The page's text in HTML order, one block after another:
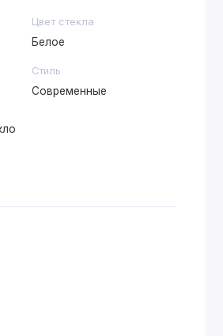
Цвет стекла
Белое
Стиль
Современные